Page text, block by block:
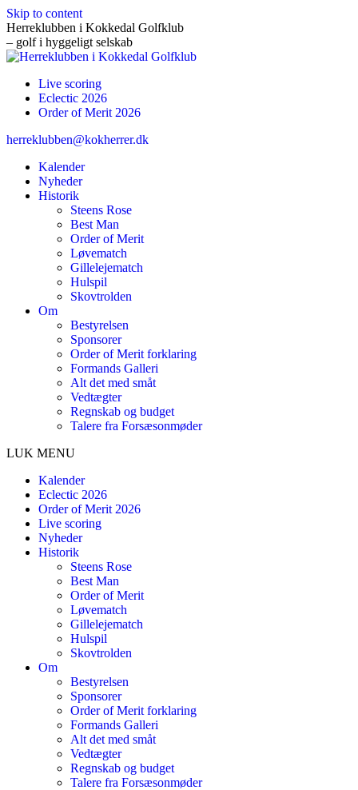
Skip to content
Herreklubben i Kokkedal Golfklub
– golf i hyggeligt selskab
Live scoring
Eclectic 2026
Order of Merit 2026
herreklubben@kokherrer.dk
Kalender
Nyheder
Historik
Steens Rose
Best Man
Order of Merit
Løvematch
Gillelejematch
Hulspil
Skovtrolden
Om
Bestyrelsen
Sponsorer
Order of Merit forklaring
Formands Galleri
Alt det med småt
Vedtægter
Regnskab og budget
Talere fra Forsæsonmøder
LUK MENU
Kalender
Eclectic 2026
Order of Merit 2026
Live scoring
Nyheder
Historik
Steens Rose
Best Man
Order of Merit
Løvematch
Gillelejematch
Hulspil
Skovtrolden
Om
Bestyrelsen
Sponsorer
Order of Merit forklaring
Formands Galleri
Alt det med småt
Vedtægter
Regnskab og budget
Talere fra Forsæsonmøder